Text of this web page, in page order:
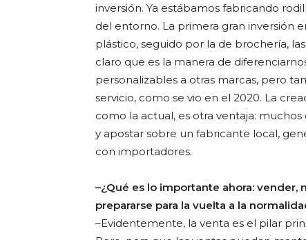
inversión. Ya estábamos fabricando
del entorno. La primera gran inversión
plástico, seguido por la de brochería,
claro que es la manera de
personalizables a otras marcas, pero
servicio, como se vio en el 2020. La
como la actual, es otra ventaja:
y apostar sobre un fabricante local,
con importadores.
–¿Qué es lo importante ahora: vender,
prepararse para la vuelta a la
–Evidentemente, la venta es el pilar